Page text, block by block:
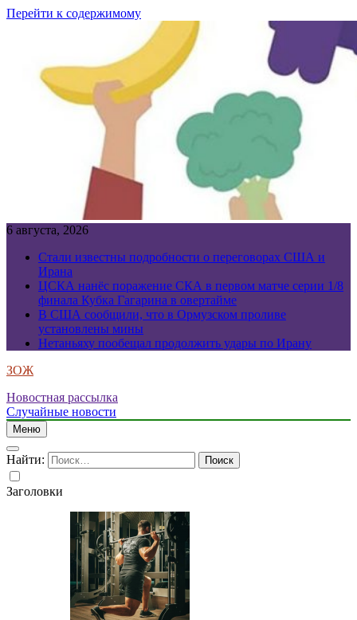
Перейти к содержимому
6 августа, 2026
Стали известны подробности о переговорах США и
Ирана
ЦСКА нанёс поражение СКА в первом матче серии 1/8
финала Кубка Гагарина в овертайме
В США сообщили, что в Ормузском проливе
установлены мины
Нетаньяху пообещал продолжить удары по Ирану
ЗОЖ
Новостная рассылка
Случайные новости
Меню
Найти:
Заголовки